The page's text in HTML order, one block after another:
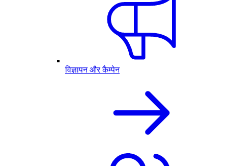
विज्ञापन और कैम्पेन